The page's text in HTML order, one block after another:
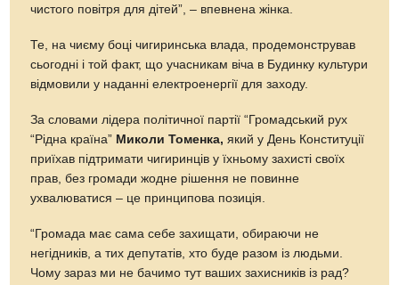
чистого повітря для дітей”, – впевнена жінка.
Те, на чиєму боці чигиринська влада, продемонстрував
сьогодні і той факт, що учасникам віча в Будинку культури
відмовили у наданні електроенергії для заходу.
За словами лідера політичної партії “Громадський рух
“Рідна країна” Миколи Томенка, який у День Конституції
приїхав підтримати чигиринців у їхньому захисті своїх
прав, без громади жодне рішення не повинне
ухвалюватися – це принципова позиція.
“Громада має сама себе захищати, обираючи не
негідників, а тих депутатів, хто буде разом із людьми.
Чому зараз ми не бачимо тут ваших захисників із рад?